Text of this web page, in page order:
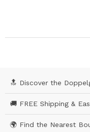
🔝 Discover the
🚚 FREE Shipping &
🌍 Find the Nearest